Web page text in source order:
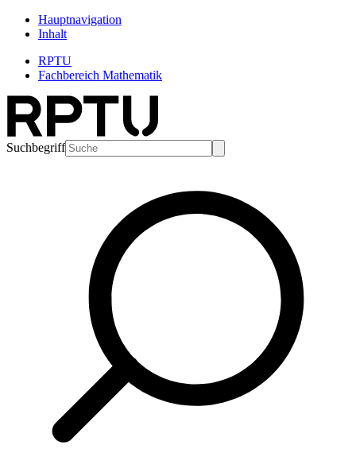
Hauptnavigation
Inhalt
RPTU
Fachbereich Mathematik
Suchbegriff